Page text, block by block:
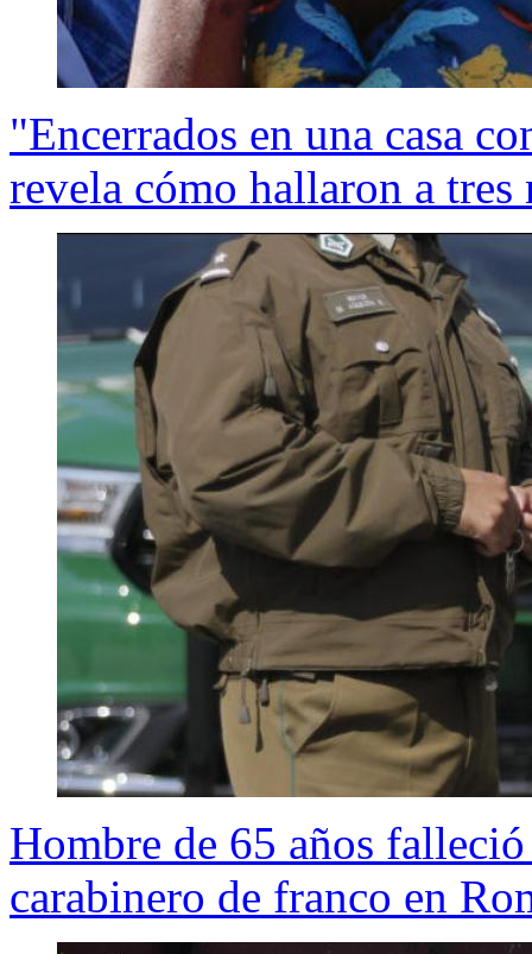
"Encerrados en una casa
revela cómo hallaron a
Hombre de 65 años
carabinero de franco en